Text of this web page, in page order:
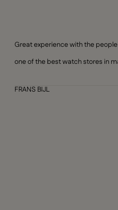
Great experience with the
one of the best watch stores in
FRANS BIJL